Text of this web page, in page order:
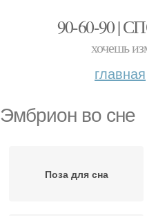
90-60-90 |
хочешь
главная
Эмбрион во сне
Поза для сна